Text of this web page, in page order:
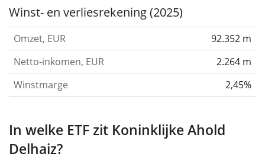
Winst- en verliesrekening (2025)
Omzet, EUR
92.352 m
Netto-inkomen, EUR
2.264 m
Winstmarge
2,45%
In welke ETF zit Koninklijke Ahold
Delhaiz?